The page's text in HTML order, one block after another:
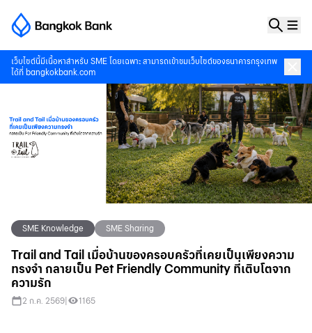
เว็บไซต์นี้มีเนื้อหาสำหรับ SME โดยเฉพาะ สามารถเข้าชมเว็บไซต์ของธนาคารกรุงเทพ
ได้ที่ bangkokbank.com
SME Knowledge SME Sharing
Trail and Tail เมื่อบ้านของครอบครัวที่เคยเป็นเพียงความ
ทรงจำ กลายเป็น Pet Friendly Community ที่เติบโตจาก
ความรัก
2 ก.ค. 2569 1165